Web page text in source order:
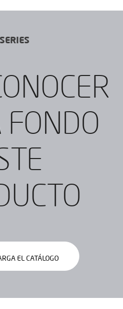
FONDO
EL CATÁLOGO